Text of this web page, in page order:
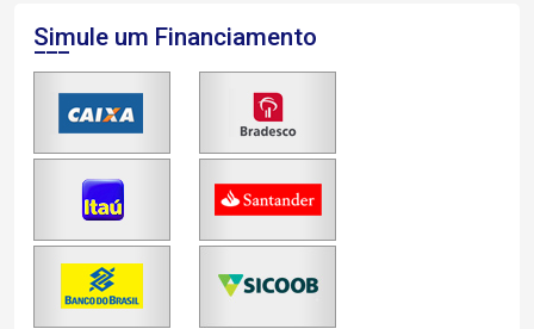
Simule um Financiamento